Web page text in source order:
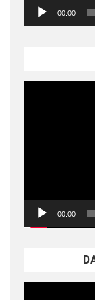
00:00
00:00